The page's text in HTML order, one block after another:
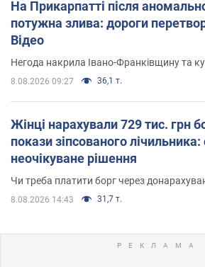
На Прикарпатті після
потужна злива: дороги
Відео
Негода накрила Івано-Франківщину та
8.08.2026 09:27 36,1 т.
Жінці нарахували 729 тис. грн
покази зіпсованого
неочікуване рішення
Чи треба платити борг через
8.08.2026 14:43 31,7 т.